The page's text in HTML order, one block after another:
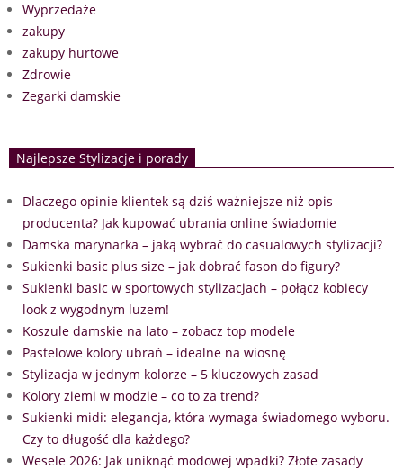
Wyprzedaże
zakupy
zakupy hurtowe
Zdrowie
Zegarki damskie
Najlepsze Stylizacje i porady
Dlaczego opinie klientek są dziś ważniejsze niż opis
producenta? Jak kupować ubrania online świadomie
Damska marynarka – jaką wybrać do casualowych stylizacji?
Sukienki basic plus size – jak dobrać fason do figury?
Sukienki basic w sportowych stylizacjach – połącz kobiecy
look z wygodnym luzem!
Koszule damskie na lato – zobacz top modele
Pastelowe kolory ubrań – idealne na wiosnę
Stylizacja w jednym kolorze – 5 kluczowych zasad
Kolory ziemi w modzie – co to za trend?
Sukienki midi: elegancja, która wymaga świadomego wyboru.
Czy to długość dla każdego?
Wesele 2026: Jak uniknąć modowej wpadki? Złote zasady